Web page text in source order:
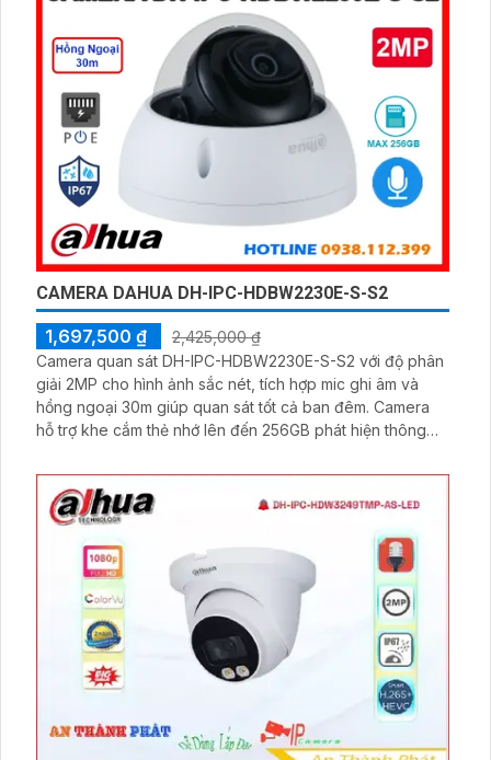
CAMERA DAHUA DH-IPC-HDBW2230E-S-S2
1,697,500 ₫
2,425,000 ₫
Camera quan sát DH-IPC-HDBW2230E-S-S2 với độ phân
giải 2MP cho hình ảnh sắc nét, tích hợp mic ghi âm và
hồng ngoại 30m giúp quan sát tốt cả ban đêm. Camera
hỗ trợ khe cắm thẻ nhớ lên đến 256GB phát hiện thông
lý.